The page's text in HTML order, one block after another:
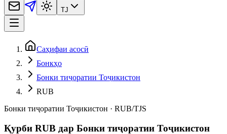
TJ
Саҳифаи асосӣ
Бонкҳо
Бонки тиҷоратии Тоҷикистон
RUB
Бонки тиҷоратии Тоҷикистон · RUB/TJS
Қурби RUB дар Бонки тиҷоратии Тоҷикистон